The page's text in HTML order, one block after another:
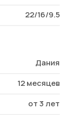
22/16/9.5
Дания
12 месяцев
от 3 лет